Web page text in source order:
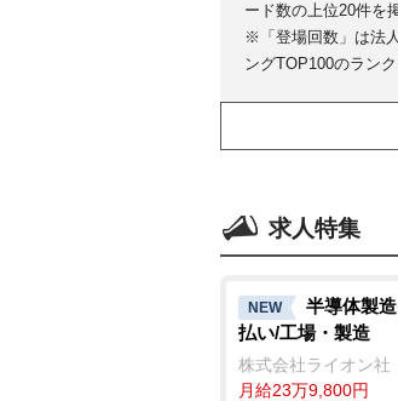
ード数の上位20件を
※「登場回数」は法
ングTOP100のラン
求人特集
NEW
半導体製
払い/工場・製造
株式会社ライオン社
月給23万9,800円